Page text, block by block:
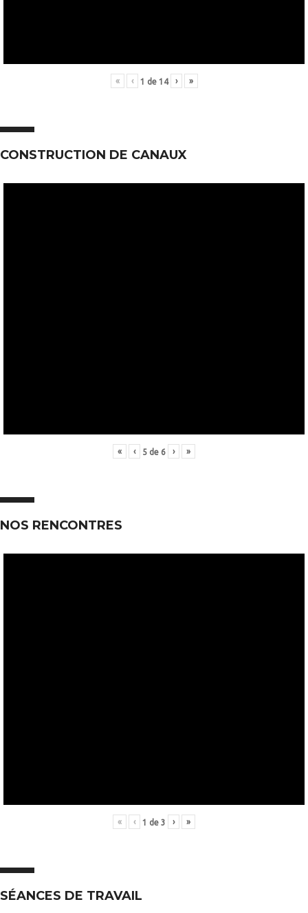
« ‹ 1 de 14 › »
CONSTRUCTION DE CANAUX
« ‹ 5 de 6 › »
NOS RENCONTRES
« ‹ 1 de 3 › »
SÉANCES DE TRAVAIL